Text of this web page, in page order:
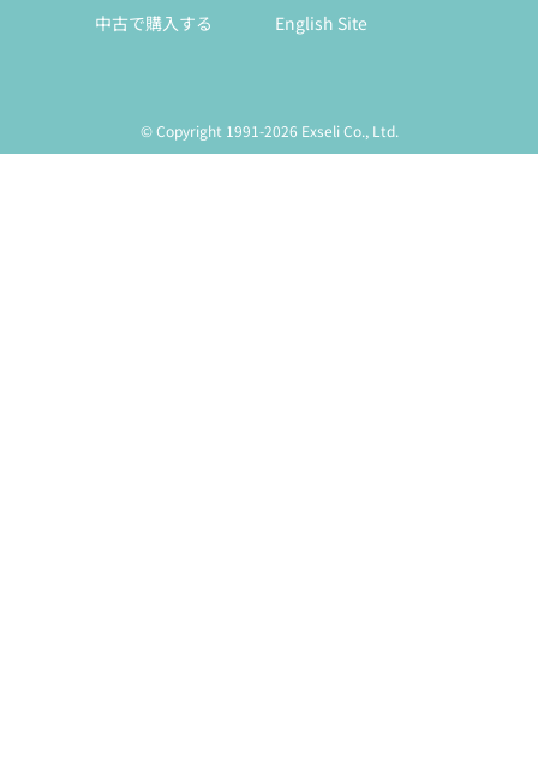
中古で購入する
English Site
© Copyright 1991-2026 Exseli Co., Ltd.